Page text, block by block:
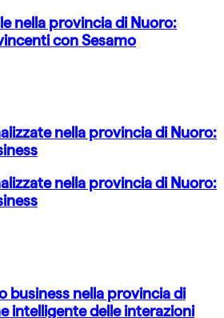
nella provincia di Nuoro:
con Sesamo
nella provincia di Nuoro:
nella provincia di Nuoro:
business nella provincia di
intelligente delle interazioni